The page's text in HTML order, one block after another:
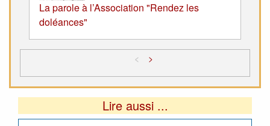
La parole à l’Association "Rendez les
doléances"
< >
Lire aussi ...